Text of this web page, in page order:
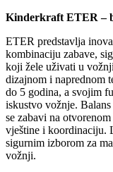
Kinderkraft ETER –
ETER predstavlja
kombinaciju zabave,
koji žele uživati u
dizajnom i naprednom
do 5 godina, a svojim
iskustvo vožnje.
se zabavi na
vještine i koordinaciju.
sigurnim izborom za
vožnji.